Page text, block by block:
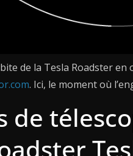
de la Tesla Roadster
. Ici, le moment où
de